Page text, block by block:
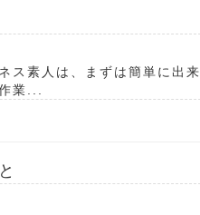
ス素人は、まずは簡単に出来
業...